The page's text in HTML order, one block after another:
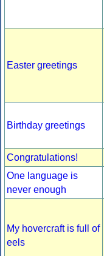
Easter greetings
Birthday greetings
Congratulations!
One language is
never enough
My hovercraft is full of
eels